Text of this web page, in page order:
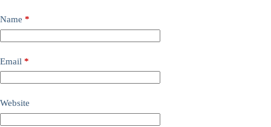
Name *
Email *
Website